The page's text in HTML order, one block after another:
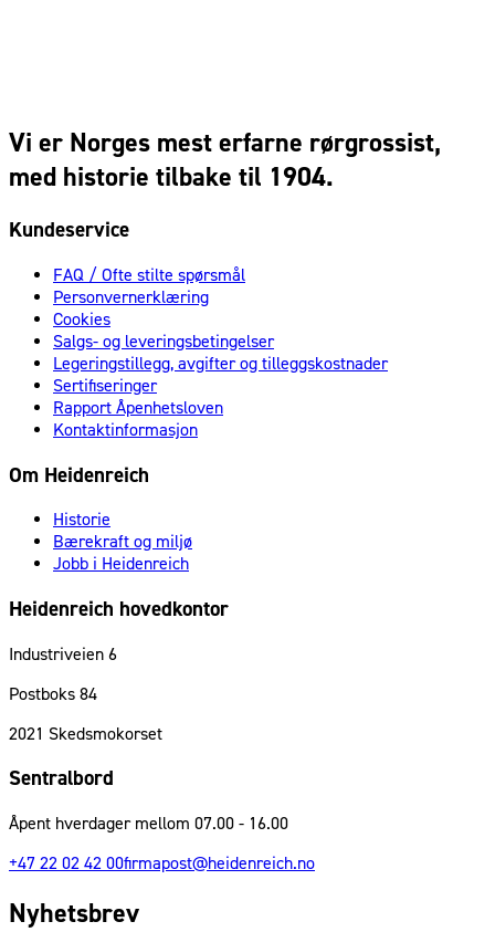
Vi er Norges mest erfarne rørgrossist,
med historie tilbake til 1904.
Kundeservice
FAQ / Ofte stilte spørsmål
Personvernerklæring
Cookies
Salgs- og leveringsbetingelser
Legeringstillegg, avgifter og tilleggskostnader
Sertifiseringer
Rapport Åpenhetsloven
Kontaktinformasjon
Om Heidenreich
Historie
Bærekraft og miljø
Jobb i Heidenreich
Heidenreich hovedkontor
Industriveien 6
Postboks 84
2021 Skedsmokorset
Sentralbord
Åpent hverdager mellom 07.00 - 16.00
+47 22 02 42 00firmapost@heidenreich.no
Nyhetsbrev